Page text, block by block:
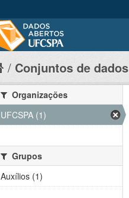
Conjuntos de dados
Organizações
UFCSPA (1)
Grupos
Auxílios (1)